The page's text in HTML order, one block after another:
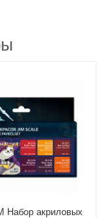
Набор акриловых